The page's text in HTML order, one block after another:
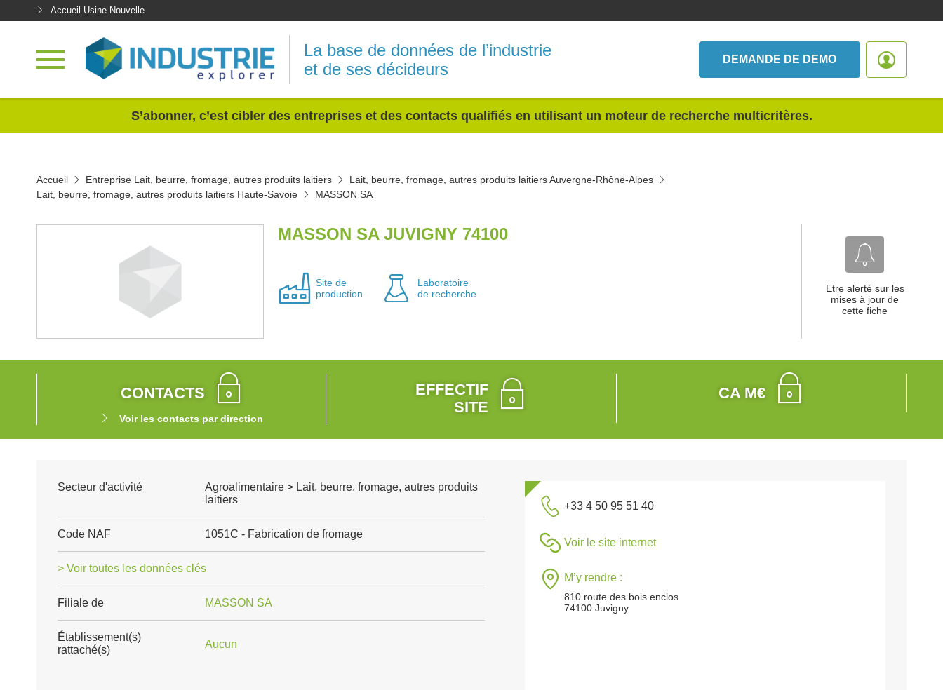
Accueil Usine Nouvelle
La base de données de l’industrie
et de ses décideurs
DEMANDE DE DEMO
S’abonner, c’est cibler des entreprises et des contacts qualifiés en utilisant un moteur de recherche multicritères.
Accueil Entreprise Lait, beurre, fromage, autres produits laitiers
Lait, beurre, fromage, autres produits laitiers Auvergne-Rhône-Alpes
Lait, beurre, fromage, autres produits laitiers Haute-Savoie
MASSON SA
MASSON SA JUVIGNY 74100
Site de
production
Laboratoire
de recherche
Etre alerté sur les
mises à jour de
cette fiche
CONTACTS
Voir les contacts par direction
EFFECTIF
SITE
CA M€
Secteur d'activité
Agroalimentaire > Lait, beurre, fromage, autres produits
laitiers
Code NAF 1051C - Fabrication de fromage
> Voir toutes les données clés
Filiale de MASSON SA
Établissement(s)
rattaché(s)
Aucun
+33 4 50 95 51 40
Voir le site internet
M’y rendre :
810 route des bois enclos
74100 Juvigny